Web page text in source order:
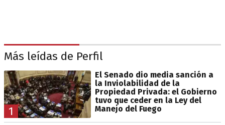
Más leídas de Perfil
1
El Senado dio media sanción a
la Inviolabilidad de la
Propiedad Privada: el Gobierno
tuvo que ceder en la Ley del
Manejo del Fuego